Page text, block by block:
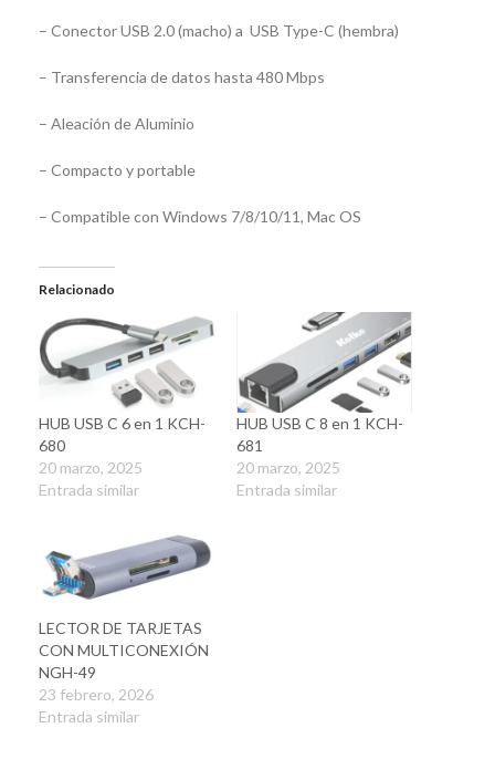
– Conector USB 2.0 (macho) a USB Type-C (hembra)
– Transferencia de datos hasta 480 Mbps
– Aleación de Aluminio
– Compacto y portable
– Compatible con Windows 7/8/10/11, Mac OS
Relacionado
HUB USB C 6 en 1 KCH-
680
20 marzo, 2025
Entrada similar
HUB USB C 8 en 1 KCH-
681
20 marzo, 2025
Entrada similar
LECTOR DE TARJETAS
CON MULTICONEXIÓN
NGH-49
23 febrero, 2026
Entrada similar